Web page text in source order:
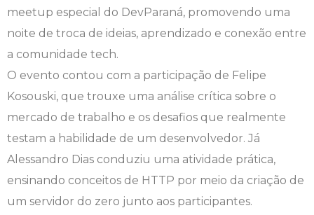
meetup especial do DevParaná, promovendo uma
noite de troca de ideias, aprendizado e conexão entre
a comunidade tech.
O evento contou com a participação de Felipe
Kosouski, que trouxe uma análise crítica sobre o
mercado de trabalho e os desafios que realmente
testam a habilidade de um desenvolvedor. Já
Alessandro Dias conduziu uma atividade prática,
ensinando conceitos de HTTP por meio da criação de
um servidor do zero junto aos participantes.
Enfermagem
Engenharia Agronômica
Engenharia Civil
Engenharia de Software
Engenharia Mecânica
Calendário de Provas
Carteirinha de Estudante
Central de Estágios - TCC
Ensalamento
Manual do Acadêmico
Comitê de Ética em Pesquisa
Diploma Digital
Educação em Direitos Humanos
Editais
Infocampo